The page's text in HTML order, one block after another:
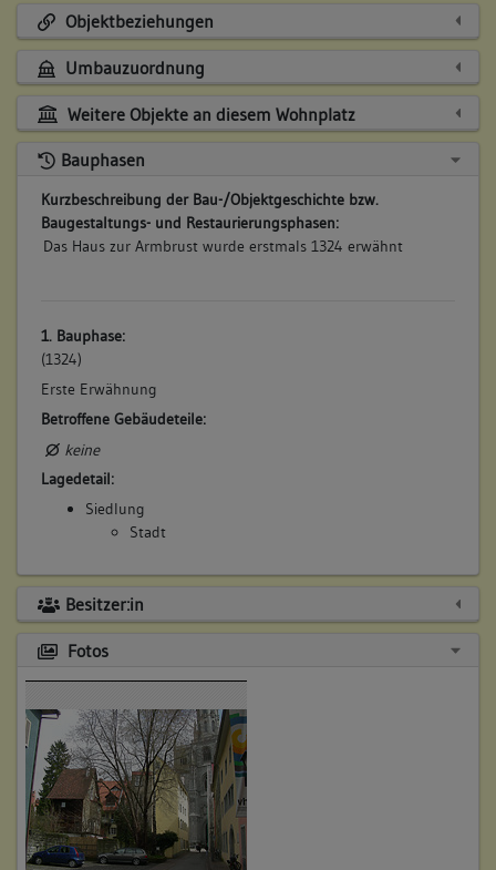
Objektbeziehungen
Umbauzuordnung
Weitere Objekte an diesem Wohnplatz
Bauphasen
Kurzbeschreibung der Bau-/Objektgeschichte bzw.
Baugestaltungs- und Restaurierungsphasen:
Das Haus zur Armbrust wurde erstmals 1324 erwähnt
1. Bauphase:
(1324)
Erste Erwähnung
Betroffene Gebäudeteile:
keine
Lagedetail:
Siedlung
Stadt
Besitzer:in
Fotos